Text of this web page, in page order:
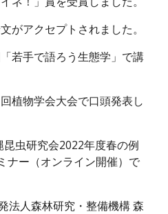
がアクセプトされました。
若手で語ろう生態学」 で講
植物学会大会で口頭発表し
昆虫研究会2022年度春の例
ナー（オンライン開催）で
法人森林研究・整備機構 森